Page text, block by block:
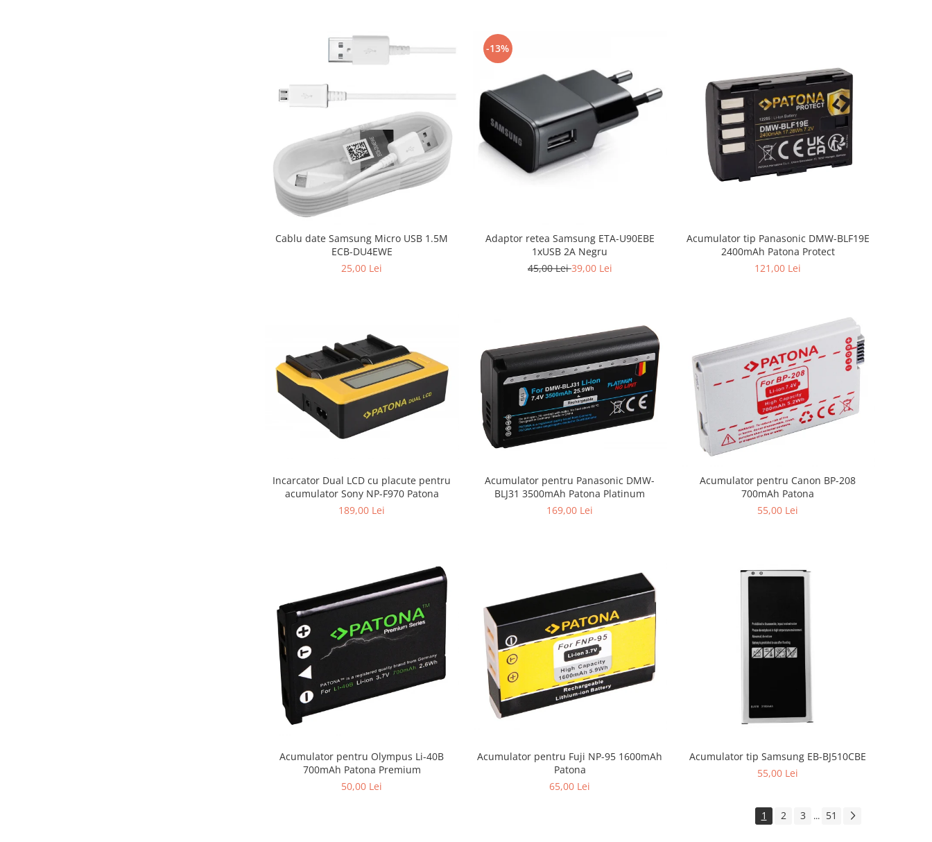
Cablu date Samsung Micro USB 1.5M
ECB-DU4EWE
25,00 Lei
-13%
Adaptor retea Samsung ETA-U90EBE
1xUSB 2A Negru
45,00 Lei39,00 Lei
Acumulator tip Panasonic DMW-BLF19E
2400mAh Patona Protect
121,00 Lei
Incarcator Dual LCD cu placute pentru
acumulator Sony NP-F970 Patona
189,00 Lei
Acumulator pentru Panasonic DMW-
BLJ31 3500mAh Patona Platinum
169,00 Lei
Acumulator pentru Canon BP-208
700mAh Patona
55,00 Lei
Acumulator pentru Olympus Li-40B
700mAh Patona Premium
50,00 Lei
Acumulator pentru Fuji NP-95 1600mAh
Patona
65,00 Lei
Acumulator tip Samsung EB-BJ510CBE
55,00 Lei
1 2 3 ... 51